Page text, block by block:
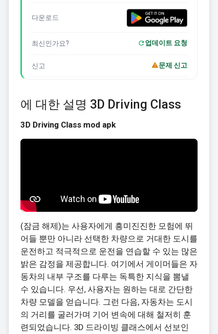
다운로드
최신인가요? 업데이트 요청
신고 문제 신고
에 대한 설명 3D Driving Class
3D Driving Class mod apk
(잠금 해제)는 사용자에게 흥미진진한 모험에 뛰
어들 뿐만 아니라 선택한 차량으로 거대한 도시를
운전하고 적극적으로 운전을 연습할 수 있는 많은
밝은 감정을 제공합니다. 여기에서 게이머들은 자
동차의 내부 구조를 다루는 독특한 지식을 뽐낼
수 있습니다. 우선, 사용자는 원하는 대로 간단한
차량 모델을 얻습니다. 그런 다음, 자동차는 도시
의 거리를 굴러가며 기어 변속에 대해 철저히 훈
련되었습니다. 3D 드라이빙 클래스에서 선보인